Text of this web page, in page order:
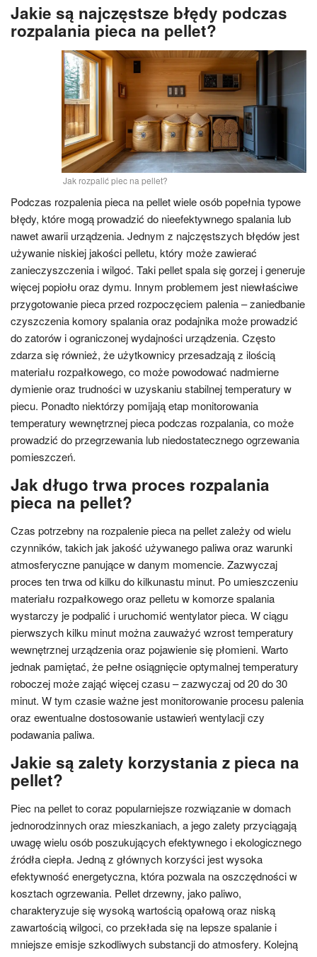
Jakie są najczęstsze błędy podczas
rozpalania pieca na pellet?
Jak rozpalić piec na pellet?
Podczas rozpalenia pieca na pellet wiele osób popełnia typowe
błędy, które mogą prowadzić do nieefektywnego spalania lub
nawet awarii urządzenia. Jednym z najczęstszych błędów jest
używanie niskiej jakości pelletu, który może zawierać
zanieczyszczenia i wilgoć. Taki pellet spala się gorzej i generuje
więcej popiołu oraz dymu. Innym problemem jest niewłaściwe
przygotowanie pieca przed rozpoczęciem palenia – zaniedbanie
czyszczenia komory spalania oraz podajnika może prowadzić
do zatorów i ograniczonej wydajności urządzenia. Często
zdarza się również, że użytkownicy przesadzają z ilością
materiału rozpałkowego, co może powodować nadmierne
dymienie oraz trudności w uzyskaniu stabilnej temperatury w
piecu. Ponadto niektórzy pomijają etap monitorowania
temperatury wewnętrznej pieca podczas rozpalania, co może
prowadzić do przegrzewania lub niedostatecznego ogrzewania
pomieszczeń.
Jak długo trwa proces rozpalania
pieca na pellet?
Czas potrzebny na rozpalenie pieca na pellet zależy od wielu
czynników, takich jak jakość używanego paliwa oraz warunki
atmosferyczne panujące w danym momencie. Zazwyczaj
proces ten trwa od kilku do kilkunastu minut. Po umieszczeniu
materiału rozpałkowego oraz pelletu w komorze spalania
wystarczy je podpalić i uruchomić wentylator pieca. W ciągu
pierwszych kilku minut można zauważyć wzrost temperatury
wewnętrznej urządzenia oraz pojawienie się płomieni. Warto
jednak pamiętać, że pełne osiągnięcie optymalnej temperatury
roboczej może zająć więcej czasu – zazwyczaj od 20 do 30
minut. W tym czasie ważne jest monitorowanie procesu palenia
oraz ewentualne dostosowanie ustawień wentylacji czy
podawania paliwa.
Jakie są zalety korzystania z pieca na
pellet?
Piec na pellet to coraz popularniejsze rozwiązanie w domach
jednorodzinnych oraz mieszkaniach, a jego zalety przyciągają
uwagę wielu osób poszukujących efektywnego i ekologicznego
źródła ciepła. Jedną z głównych korzyści jest wysoka
efektywność energetyczna, która pozwala na oszczędności w
kosztach ogrzewania. Pellet drzewny, jako paliwo,
charakteryzuje się wysoką wartością opałową oraz niską
zawartością wilgoci, co przekłada się na lepsze spalanie i
mniejsze emisje szkodliwych substancji do atmosfery. Kolejną